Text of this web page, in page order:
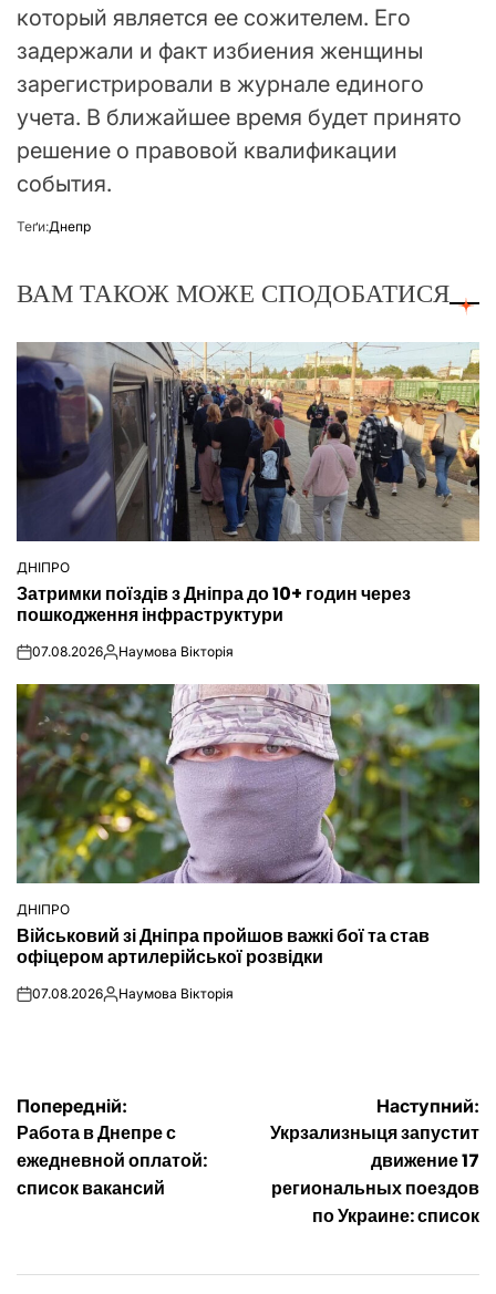
который является ее сожителем. Его
задержали и факт избиения женщины
зарегистрировали в журнале единого
учета. В ближайшее время будет принято
решение о правовой квалификации
события.
Теґи:Днепр
ВАМ ТАКОЖ МОЖЕ СПОДОБАТИСЯ
ОПУБЛІКУВАТИ
У
ДНІПРО
Затримки поїздів з Дніпра до 10+ годин через
пошкодження інфраструктури
on07.08.2026Опубліковано
Наумова Вікторія
ОПУБЛІКУВАТИ
У
ДНІПРО
Військовий зі Дніпра пройшов важкі бої та став
офіцером артилерійської розвідки
on07.08.2026Опубліковано
Наумова Вікторія
Навігація
записів
Попередній:
Работа в Днепре с
ежедневной оплатой:
список вакансий
Наступний:
Укрзализныця запустит
движение 17
региональных поездов
по Украине: список